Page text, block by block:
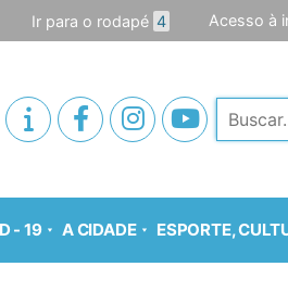
Ir para o rodapé 4 Acesso à
Pesquisar
- 19 A CIDADE ESPORTE,